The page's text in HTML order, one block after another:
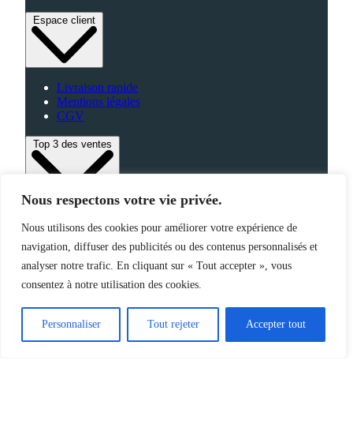
Nous respectons votre vie privée.
Nous utilisons des cookies pour améliorer votre expérience de
navigation, diffuser des publicités ou des contenus personnalisés et
analyser notre trafic. En cliquant sur « Tout accepter », vous
consentez à notre utilisation des cookies.
Personnaliser Tout rejeter Accepter tout
Espace client
Livraison rapide
Mentions légales
CGV
Top 3 des ventes
High-Tech
Fabriqué en France
©2025 Jemapub – Tous droits réservés